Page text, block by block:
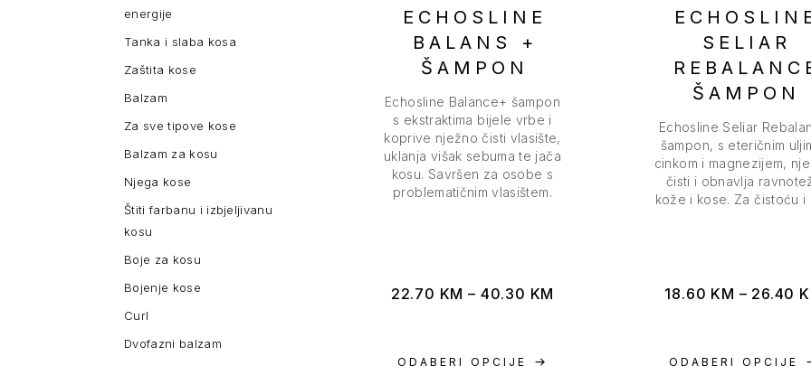
energije
Tanka i slaba kosa
Zaštita kose
Balzam
Za sve tipove kose
Balzam za kosu
Njega kose
Štiti farbanu i izbjeljivanu
kosu
Boje za kosu
Bojenje kose
Curl
Dvofazni balzam
ODABERI OPCIJE
ECHOSLINE
BALANS +
ŠAMPON
Echosline Balance+ šampon
s ekstraktima bijele vrbe i
koprive nježno čisti vlasište,
uklanja višak sebuma te jača
kosu. Savršen za osobe s
problematičnim vlasištem.
22.70 KM – 40.30 KM
ODABERI OPCIJE
SELIAR
ŠAMPON
Echosline Seliar
šampon, s eteričnim
cinkom i magnezijem,
čisti i obnavlja
kože i kose. Za čistoću i
18.60 KM – 26.40